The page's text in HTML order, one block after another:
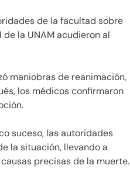
de la facultad sobre
la UNAM acudieron al
maniobras de reanimación,
los médicos confirmaron
suceso, las autoridades
la situación, llevando a
precisas de la muerte.